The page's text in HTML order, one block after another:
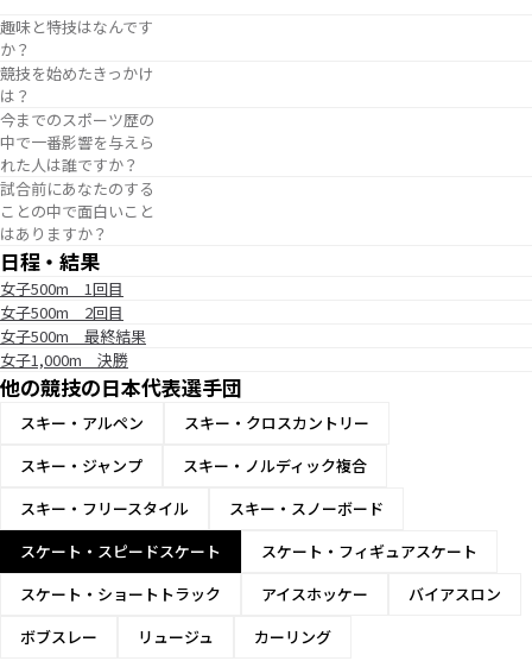
趣味と特技はなんです
か？
競技を始めたきっかけ
は？
今までのスポーツ歴の
中で一番影響を与えら
れた人は誰ですか？
試合前にあなたのする
ことの中で面白いこと
はありますか？
日程・結果
女子500m 1回目
女子500m 2回目
女子500m 最終結果
女子1,000m 決勝
他の競技の日本代表選手団
スキー・アルペン
スキー・クロスカントリー
スキー・ジャンプ
スキー・ノルディック複合
スキー・フリースタイル
スキー・スノーボード
スケート・スピードスケート
スケート・フィギュアスケート
スケート・ショートトラック
アイスホッケー
バイアスロン
ボブスレー
リュージュ カーリング